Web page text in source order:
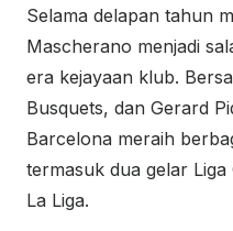
Selama delapan tahun
Mascherano menjadi
era kejayaan klub.
Busquets, dan Gerard
Barcelona meraih
termasuk dua gelar
La Liga.